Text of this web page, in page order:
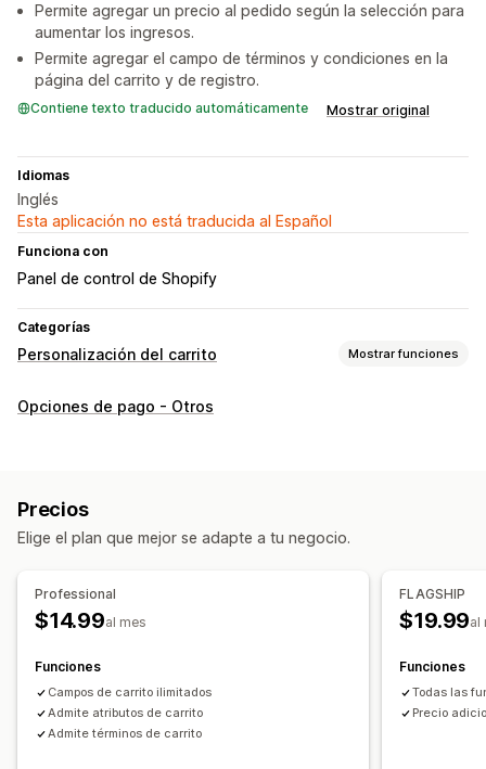
Permite agregar un precio al pedido según la selección para
aumentar los ingresos.
Permite agregar el campo de términos y condiciones en la
página del carrito y de registro.
Contiene texto traducido automáticamente Mostrar original
Idiomas
Inglés
Esta aplicación no está traducida al Español
Funciona con
Panel de control de Shopify
Categorías
Personalización del carrito Mostrar funciones
Visualización de carrito
Hacer una venta adicional
Personalización de pago
Notas personalizadas
Opciones de pago - Otros
Precios
Elige el plan que mejor se adapte a tu negocio.
Professional
$14.99al mes
Funciones
Campos de carrito ilimitados
Admite atributos de carrito
Admite términos de carrito
FLAGSHIP
$19.99al
Funciones
Todas las
Precio